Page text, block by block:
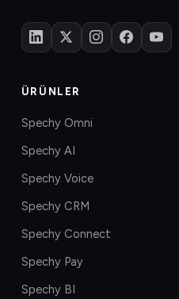
ÜRÜNLER
Spechy Omni
Spechy AI
Spechy Voice
Spechy CRM
Spechy Connect
Spechy Pay
Spechy BI